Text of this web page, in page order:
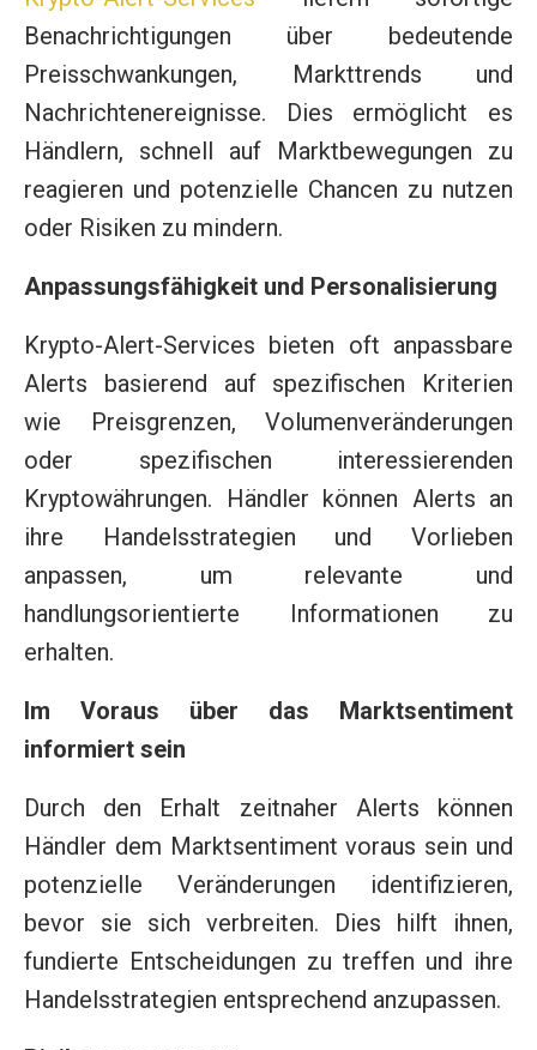
Benachrichtigungen über bedeutende
Preisschwankungen, Markttrends und
Nachrichtenereignisse. Dies ermöglicht es
Händlern, schnell auf Marktbewegungen zu
reagieren und potenzielle Chancen zu nutzen
oder Risiken zu mindern.
Anpassungsfähigkeit und Personalisierung
Krypto-Alert-Services bieten oft anpassbare
Alerts basierend auf spezifischen Kriterien
wie Preisgrenzen, Volumenveränderungen
oder spezifischen interessierenden
Kryptowährungen. Händler können Alerts an
ihre Handelsstrategien und Vorlieben
anpassen, um relevante und
handlungsorientierte Informationen zu
erhalten.
Im Voraus über das Marktsentiment
informiert sein
Durch den Erhalt zeitnaher Alerts können
Händler dem Marktsentiment voraus sein und
potenzielle Veränderungen identifizieren,
bevor sie sich verbreiten. Dies hilft ihnen,
fundierte Entscheidungen zu treffen und ihre
Handelsstrategien entsprechend anzupassen.